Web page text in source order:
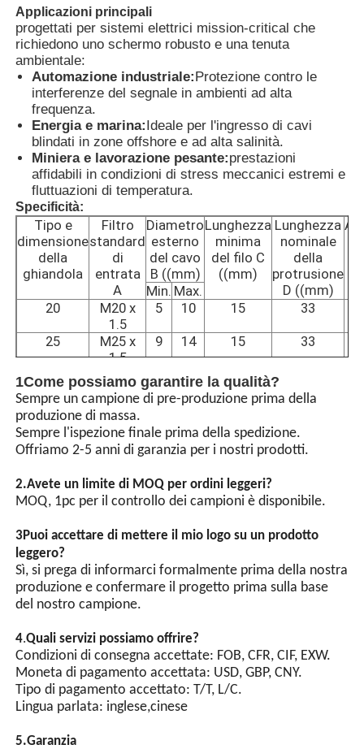
Casella a prova di esplosione
interruttore antideflagrante
Glandole di cavi a prova di esplosione
spina ed incavo protetti contro le esplosioni
Applicazioni principali
progettati per sistemi elettrici mission-critical che
richiedono uno schermo robusto e una tenuta
ambientale:
Automazione industriale:Protezione contro le
interferenze del segnale in ambienti ad alta
frequenza.
Energia e marina:Ideale per l'ingresso di cavi
blindati in zone offshore e ad alta salinità.
Miniera e lavorazione pesante:prestazioni
affidabili in condizioni di stress meccanici estremi e
fluttuazioni di temperatura.
Specificità:
Tipo e
dimensione
della
ghiandola
Filtro
standard
di
entrata
A
Diametro
esterno
del cavo
B ((mm)
Lunghezza
minima
del filo C
((mm)
Lunghezza
nominale
della
protrusione
D ((mm)
Min. Max.
20
M20 x
1.5
5 10 15 33
25
M25 x
1.5
9 14 15 33
M32 x
1.5
18
40
M40 x
1.5
17 24 19 40
50
M50 x
1.5
22 32 19 40
M63 x
1.5
75
M75 x
43 56 19 53
1Come possiamo garantire la qualità?
Sempre un campione di pre-produzione prima della
produzione di massa.
Sempre l'ispezione finale prima della spedizione.
Offriamo 2-5 anni di garanzia per i nostri prodotti.
2.Avete un limite di MOQ per ordini leggeri?
MOQ, 1pc per il controllo dei campioni è disponibile.
3Puoi accettare di mettere il mio logo su un prodotto
leggero?
Sì, si prega di informarci formalmente prima della nostra
produzione e confermare il progetto prima sulla base
del nostro campione.
4.Quali servizi possiamo offrire?
Condizioni di consegna accettate: FOB, CFR, CIF, EXW.
Moneta di pagamento accettata: USD, GBP, CNY.
Tipo di pagamento accettato: T/T, L/C.
Lingua parlata: inglese,cinese
5.Garanzia